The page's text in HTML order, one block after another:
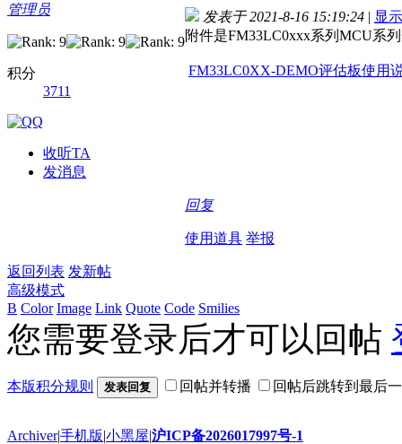
管理员
积分
3711
收听TA
发消息
发表于 2021-8-16 15:19:24 | 显
附件是FM33LC0xxx系列MCU系
FM33LC0XX-DEMO评估板使用
回复
使用道具 举报
返回列表 发新帖
高级模式
B Color Image Link Quote Code Smilies
您需要登录后才可以回帖
本版积分规则 发表回复 回帖并转播 回帖后跳转到最后
Archiver|手机版|小黑屋|沪ICP备2026017997号-1